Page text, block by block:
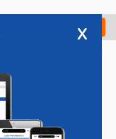
Check in
x